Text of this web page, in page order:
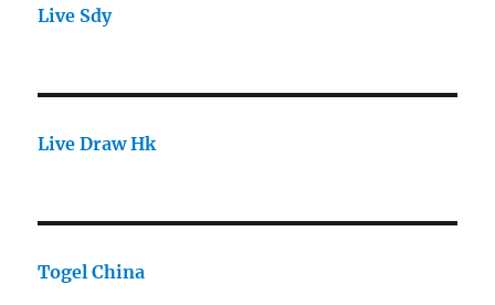
Live Sdy
Live Draw Hk
Togel China